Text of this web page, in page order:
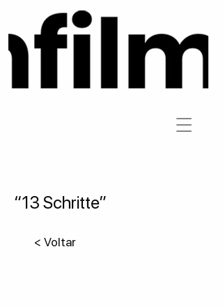
“13 Schritte”
< Voltar